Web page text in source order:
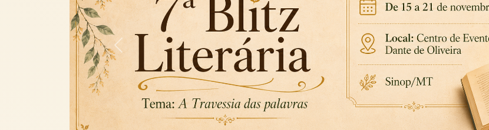
Previous